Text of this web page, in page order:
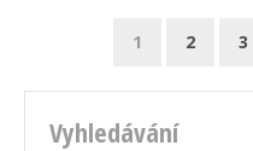
1 2 3
Vyhledávání